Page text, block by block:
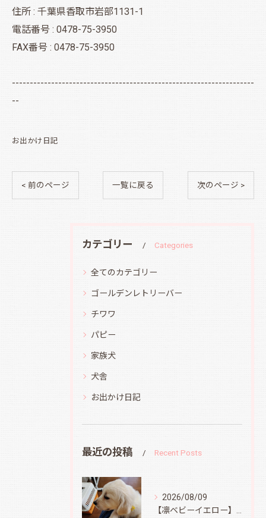
住所 : 千葉県香取市岩部1131-1
電話番号 : 0478-75-3950
FAX番号 : 0478-75-3950
--------------------------------------------------------------------
--
お出かけ日記
< 前のページ 一覧に戻る 次のページ >
カテゴリー Categories
全てのカテゴリー
ゴールデンレトリーバー
チワワ
パピー
家族犬
犬舎
お出かけ日記
最近の投稿 Recent Posts
2026/08/09